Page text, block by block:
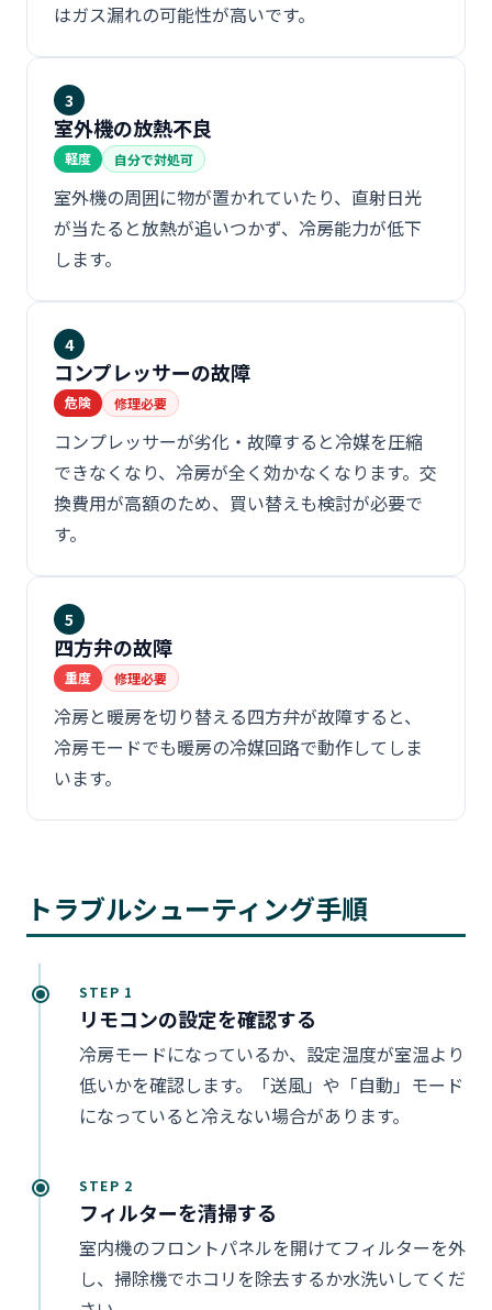
はガス漏れの可能性が高いです。
3
室外機の放熱不良
軽度 自分で対処可
室外機の周囲に物が置かれていたり、直射日光
が当たると放熱が追いつかず、冷房能力が低下
します。
4
コンプレッサーの故障
危険 修理必要
コンプレッサーが劣化・故障すると冷媒を圧縮
できなくなり、冷房が全く効かなくなります。交
換費用が高額のため、買い替えも検討が必要で
す。
5
四方弁の故障
重度 修理必要
冷房と暖房を切り替える四方弁が故障すると、
冷房モードでも暖房の冷媒回路で動作してしま
います。
トラブルシューティング手順
STEP 1
リモコンの設定を確認する
冷房モードになっているか、設定温度が室温より
低いかを確認します。「送風」や「自動」モード
になっていると冷えない場合があります。
STEP 2
フィルターを清掃する
室内機のフロントパネルを開けてフィルターを外
し、掃除機でホコリを除去するか水洗いしてくだ